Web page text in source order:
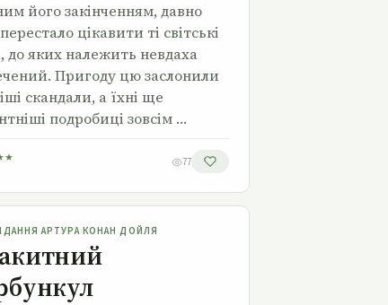
його закінченням, давно
цікавити ті світські
до яких належить невдаха
Пригоду цю заслонили
скандали, а їхні ще
подробиці зовсім …
★ 77
Блакитний карбункул
АРТУРА КОНАН ДОЙЛЯ